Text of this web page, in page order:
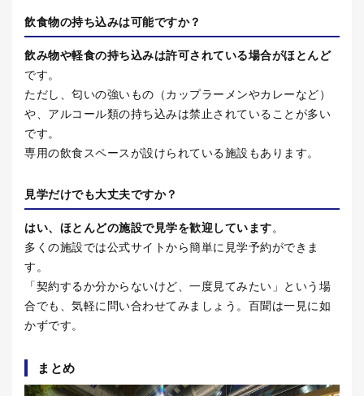
飲食物の持ち込みは可能ですか？
飲み物や軽食の持ち込みは許可されている場合がほとんど
です。
ただし、匂いの強いもの（カップラーメンやカレーなど）
や、アルコール類の持ち込みは禁止されていることが多い
です。
専用の飲食スペースが設けられている施設もあります。
見学だけでも大丈夫ですか？
はい、ほとんどの施設で見学を歓迎しています。
多くの施設では公式サイトから簡単に見学予約ができま
す。
「契約するか分からないけど、一度見てみたい」という場
合でも、気軽に問い合わせてみましょう。百聞は一見に如
かずです。
まとめ